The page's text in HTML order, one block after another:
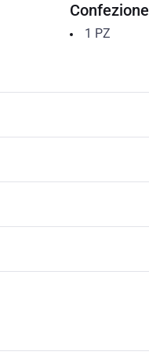
Confezione
1 PZ